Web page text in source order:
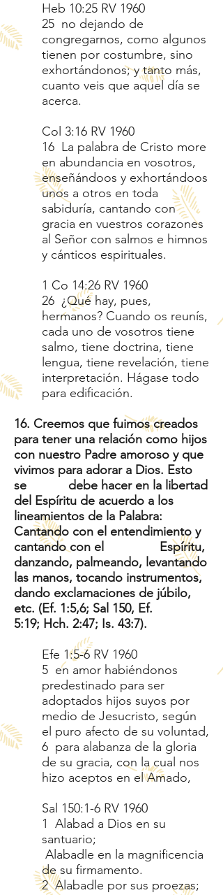
Heb 10:25 RV 1960
25 no dejando de
congregarnos, como algunos
tienen por costumbre, sino
exhortándonos; y tanto más,
cuanto veis que aquel día se
acerca.
Col 3:16 RV 1960
16 La palabra de Cristo more
en abundancia en vosotros,
enseñándoos y exhortándoos
unos a otros en toda
sabiduría, cantando con
gracia en vuestros corazones
al Señor con salmos e himnos
y cánticos espirituales.
1 Co 14:26 RV 1960
26 ¿Qué hay, pues,
hermanos? Cuando os reunís,
cada uno de vosotros tiene
salmo, tiene doctrina, tiene
lengua, tiene revelación, tiene
interpretación. Hágase todo
para edificación.
16. Creemos que fuimos creados
para tener una relación como hijos
con nuestro Padre amoroso y que
vivimos para adorar a Dios. Esto
se debe hacer en la libertad
del Espíritu de acuerdo a los
lineamientos de la Palabra:
Cantando con el entendimiento y
cantando con el Espíritu,
danzando, palmeando, levantando
las manos, tocando instrumentos,
dando exclamaciones de júbilo,
etc. (Ef. 1:5,6; Sal 150, Ef.
5:19; Hch. 2:47; Is. 43:7).
Efe 1:5-6 RV 1960
5 en amor habiéndonos
predestinado para ser
adoptados hijos suyos por
medio de Jesucristo, según
el puro afecto de su voluntad,
6 para alabanza de la gloria
de su gracia, con la cual nos
hizo aceptos en el Amado,
Sal 150:1-6 RV 1960
1 Alabad a Dios en su
santuario;
Alabadle en la magnificencia
de su firmamento.
2 Alabadle por sus proezas;